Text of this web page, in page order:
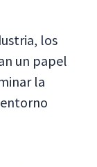
los
un papel
la